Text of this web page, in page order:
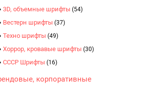
3D, объемные шрифты (54)
Вестерн шрифты (37)
Техно шрифты (49)
Хоррор, кровавые шрифты (30)
CCCР Шрифты (16)
корпоративные